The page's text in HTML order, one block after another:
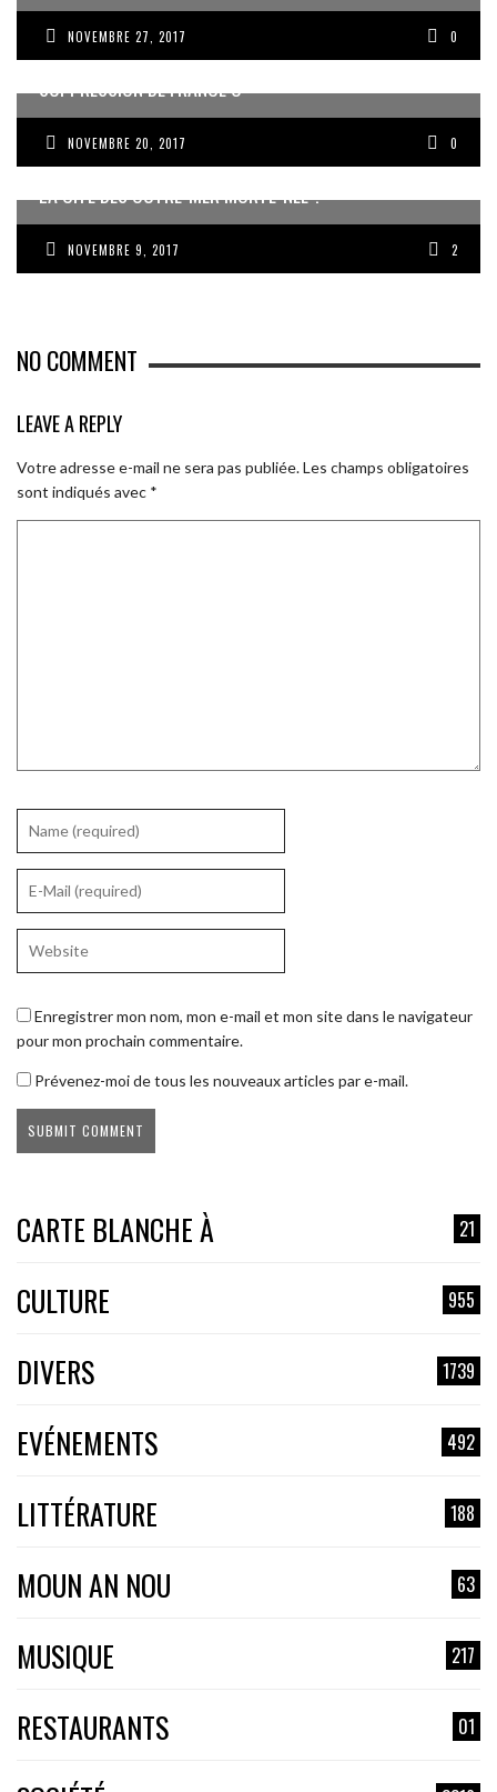
NOVEMBRE 27, 2017 0
LA POSITION DU CREFOM SUR L’ÉVENTUALITÉ DE LA
SUPPRESSION DE FRANCE Ô
NOVEMBRE 20, 2017 0
LA CITÉ DES OUTRE-MER MORTE-NÉE ?
NOVEMBRE 9, 2017 2
NO COMMENT
LEAVE A REPLY
Votre adresse e-mail ne sera pas publiée.Les champs obligatoires
sont indiqués avec *
Enregistrer mon nom, mon e-mail et mon site dans le navigateur
pour mon prochain commentaire.
Prévenez-moi de tous les nouveaux articles par e-mail.
CARTE BLANCHE À 21
CULTURE 955
DIVERS 1739
EVÉNEMENTS 492
LITTÉRATURE 188
MOUN AN NOU 63
MUSIQUE 217
RESTAURANTS 01